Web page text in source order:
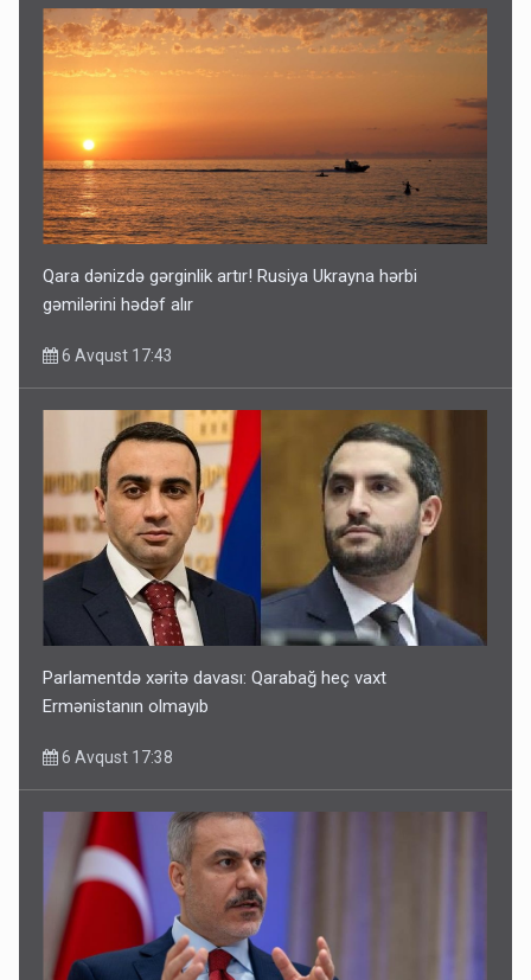
Qara dənizdə gərginlik artır! Rusiya Ukrayna hərbi
gəmilərini hədəf alır
6 Avqust 17:43
Parlamentdə xəritə davası: Qarabağ heç vaxt
Ermənistanın olmayıb
6 Avqust 17:38